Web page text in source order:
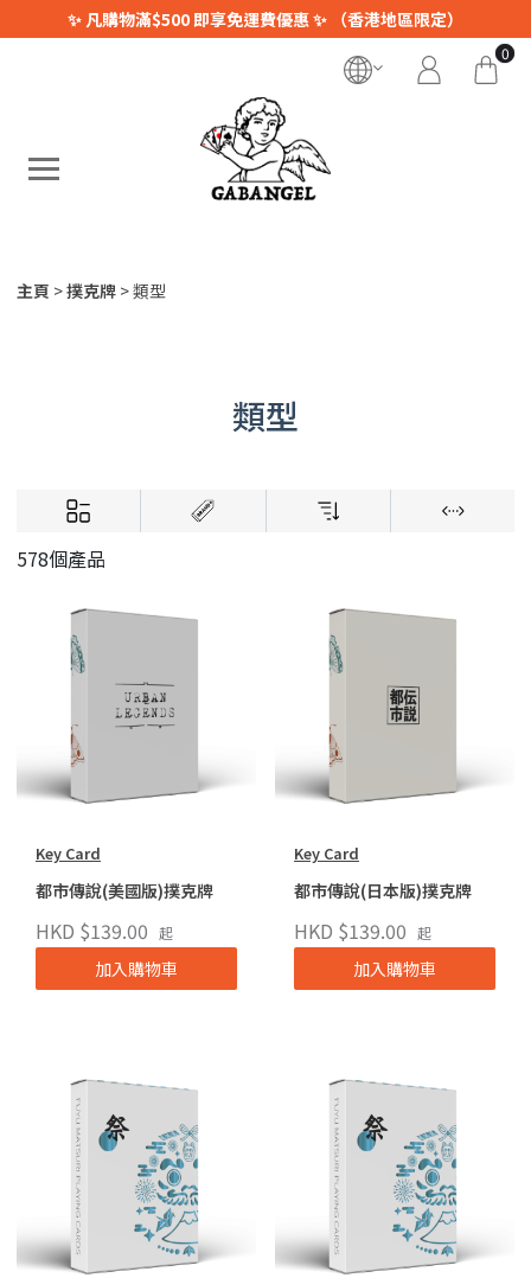
✨ 凡購物滿$500 即享免運費優惠 ✨ （香港地區限定）
0
主頁 撲克牌 類型
類型
578個產品
Key Card
都市傳說(美國版)撲克牌
HKD $139.00 起
加入購物車
Key Card
都市傳說(日本版)撲克牌
HKD $139.00 起
加入購物車